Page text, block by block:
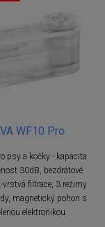
WF10 Pro
psy a kočky - kapacita
30dB, bezdrátové
vrstvá filtrace, 3 režimy
magnetický pohon s
elektronikou